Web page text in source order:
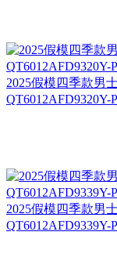
2025假模四季款男
QT6012AFD9320Y-
2025假模四季款男
QT6012AFD9339Y-